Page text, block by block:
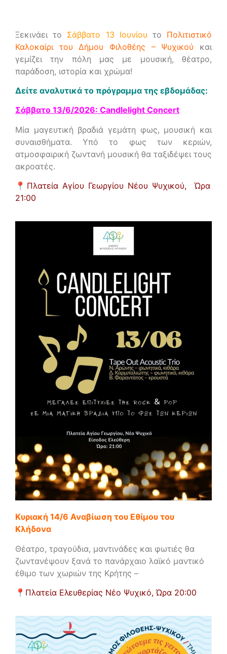
Ξεκινάει το Σάββατο 13 Ιουνίου το Πολιτιστικό
Καλοκαίρι του Δήμου Φιλοθέης – Ψυχικού και
γεμίζει την πόλη μας με μουσική, θέατρο,
παράδοση, ιστορία και χρώμα!
Δείτε αναλυτικά το πρόγραμμα της εβδομάδας:
Σάββατο 13/6/2026: Candlelight Concert
Μία μαγευτική βραδιά γεμάτη φως, μουσική και
συναισθήματα. Υπό το φως των κεριών,
ατμοσφαιρική ζωντανή μουσική θα ταξιδέψει τους
ακροατές.
📍 Πλατεία Αγίου Γεωργίου Νέου Ψυχικού, Ώρα
21:00
Κυριακή 14/6 Αναβίωση του Εθίμου του
Κλήδονα
Θέατρο, τραγούδια, μαντινάδες και φωτιές θα
ζωντανέψουν ξανά το πανάρχαιο λαϊκό μαντικό
έθιμο των χωριών της Κρήτης –
📍 Πλατεία Ελευθερίας Νέο Ψυχικό,Ώρα 20:00